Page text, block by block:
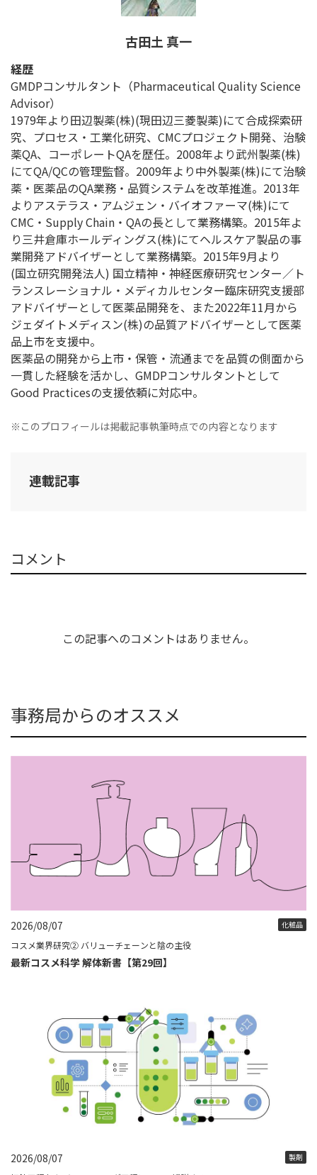
古田土 真一
経歴
GMDPコンサルタント（Pharmaceutical Quality Science
Advisor）
1979年より田辺製薬(株)(現田辺三菱製薬)にて合成探索研
究、プロセス・工業化研究、CMCプロジェクト開発、治験
薬QA、コーポレートQAを歴任。2008年より武州製薬(株)
にてQA/QCの管理監督。2009年より中外製薬(株)にて治験
薬・医薬品のQA業務・品質システムを改革推進。2013年
よりアステラス・アムジェン・バイオファーマ(株)にて
CMC・Supply Chain・QAの長として業務構築。2015年よ
り三井倉庫ホールディングス(株)にてヘルスケア製品の事
業開発アドバイザーとして業務構築。2015年9月より
(国立研究開発法人) 国立精神・神経医療研究センター／ト
ランスレーショナル・メディカルセンター臨床研究支援部
アドバイザーとして医薬品開発を、また2022年11月から
ジェダイトメディスン(株)の品質アドバイザーとして医薬
品上市を支援中。
医薬品の開発から上市・保管・流通までを品質の側面から
一貫した経験を活かし、GMDPコンサルタントとして
Good Practicesの支援依頼に対応中。
※このプロフィールは掲載記事執筆時点での内容となります
連載記事
コメント
この記事へのコメントはありません。
事務局からのオススメ
2026/08/07 化粧品
コスメ業界研究② バリューチェーンと陰の主役
最新コスメ科学 解体新書【第29回】
2026/08/07 製剤